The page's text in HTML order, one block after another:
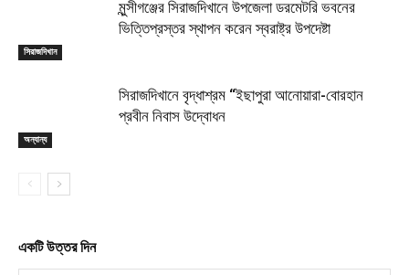
সিরাজদিখান
মুন্সীগঞ্জের সিরাজদিখানে উপজেলা ডরমেটরি ভবনের
ভিত্তিপ্রস্তর স্থাপন করেন স্বরাষ্ট্র উপদেষ্টা
অন্যান্য
সিরাজদিখানে বৃদ্ধাশ্রম “ইছাপুরা আনোয়ারা-বোরহান
প্রবীন নিবাস উদ্বোধন
একটি উত্তর দিন